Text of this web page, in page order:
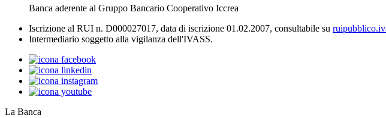
Banca aderente al Gruppo Bancario Cooperativo Iccrea
Iscrizione al RUI n. D000027017, data di iscrizione 01.02.2007, consultabile su
Intermediario soggetto alla vigilanza dell'IVASS.
La Banca